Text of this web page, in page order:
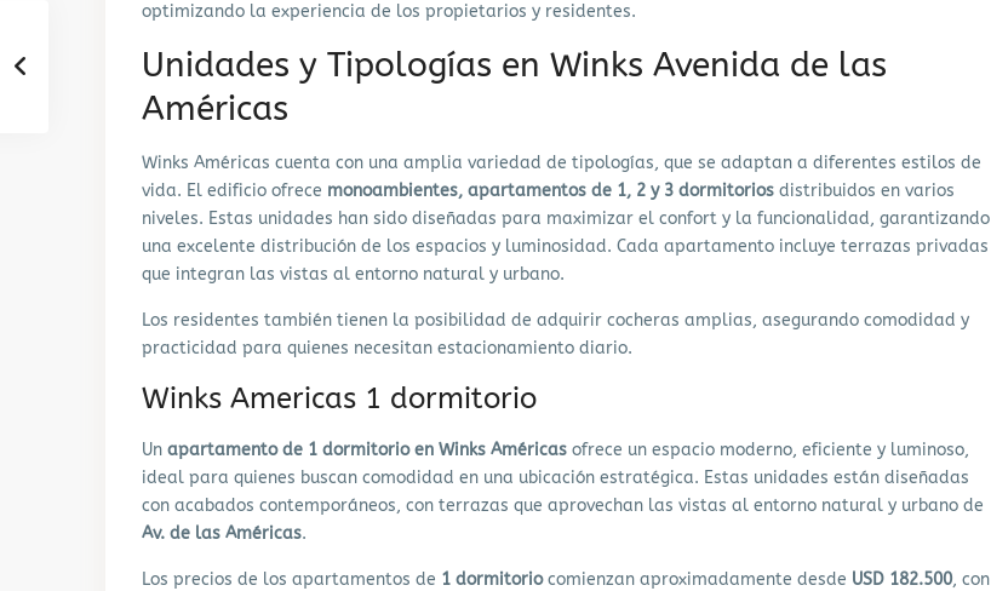
optimizando la experiencia de los propietarios y residentes.
Unidades y Tipologías en Winks Avenida de las
Américas
Winks Américas cuenta con una amplia variedad de tipologías, que se adaptan a diferentes estilos de
vida. El edificio ofrece monoambientes, apartamentos de 1, 2 y 3 dormitorios distribuidos en varios
niveles. Estas unidades han sido diseñadas para maximizar el confort y la funcionalidad, garantizando
una excelente distribución de los espacios y luminosidad. Cada apartamento incluye terrazas privadas
que integran las vistas al entorno natural y urbano.
Los residentes también tienen la posibilidad de adquirir cocheras amplias, asegurando comodidad y
practicidad para quienes necesitan estacionamiento diario.
Winks Americas 1 dormitorio
Un apartamento de 1 dormitorio en Winks Américas ofrece un espacio moderno, eficiente y luminoso,
ideal para quienes buscan comodidad en una ubicación estratégica. Estas unidades están diseñadas
con acabados contemporáneos, con terrazas que aprovechan las vistas al entorno natural y urbano de
Av. de las Américas.
Los precios de los apartamentos de 1 dormitoriocomienzan aproximadamente desde USD 182.500, con